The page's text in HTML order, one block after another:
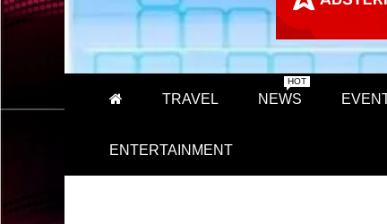
TRAVEL NEWS
HOT
ENTERTAINMENT